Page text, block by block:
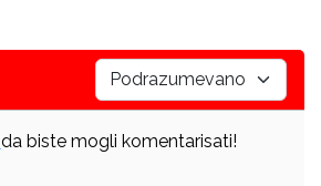
da biste mogli komentarisati!